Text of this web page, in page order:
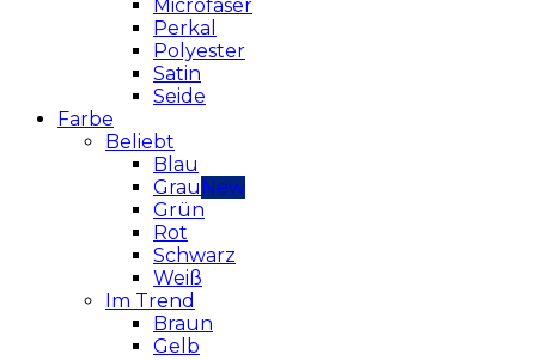
Microfaser
Perkal
Polyester
Satin
Seide
Farbe
Beliebt
Blau
Grau
Grün
Rot
Schwarz
Weiß
Im Trend
Braun
Gelb